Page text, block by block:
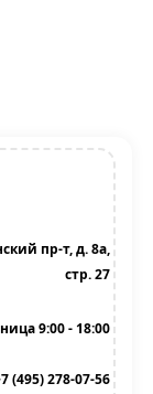
пр-т, д. 8а,
стр. 27
9:00 - 18:00
(495) 278-07-56